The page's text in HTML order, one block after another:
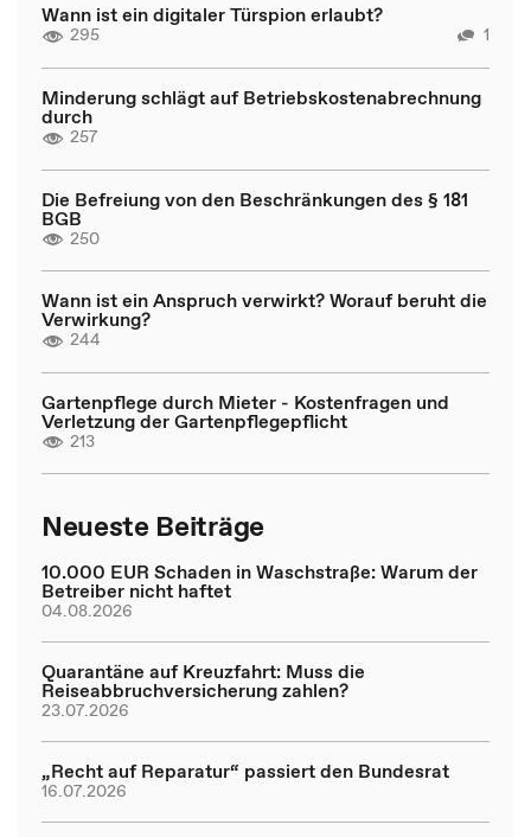
Wann ist ein digitaler Türspion erlaubt?
295 1
Minderung schlägt auf Betriebskostenabrechnung
durch
257
Die Befreiung von den Beschränkungen des § 181
BGB
250
Wann ist ein Anspruch verwirkt? Worauf beruht die
Verwirkung?
244
Gartenpflege durch Mieter - Kostenfragen und
Verletzung der Gartenpflegepflicht
213
Neueste Beiträge
10.000 EUR Schaden in Waschstraße: Warum der
Betreiber nicht haftet
04.08.2026
Quarantäne auf Kreuzfahrt: Muss die
Reiseabbruchversicherung zahlen?
23.07.2026
„Recht auf Reparatur“ passiert den Bundesrat
16.07.2026